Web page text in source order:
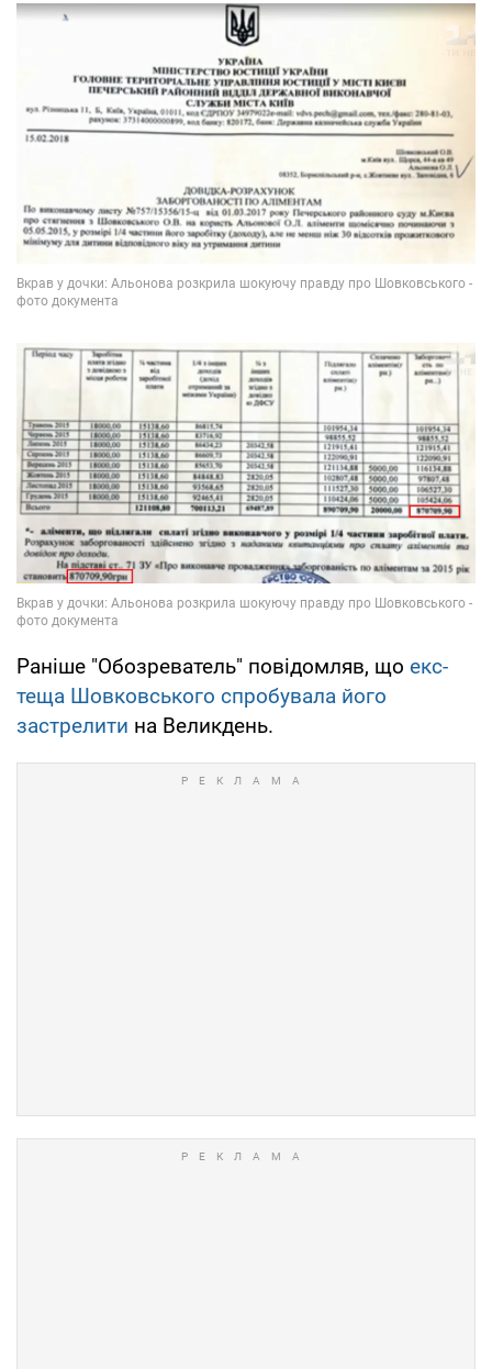
Раніше "Обозреватель" повідомляв, що екс-
теща Шовковського спробувала його
застрелити на Великдень.